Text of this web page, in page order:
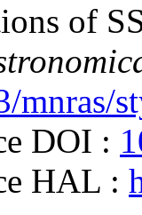
of
mnras/
DOI :
HAL :